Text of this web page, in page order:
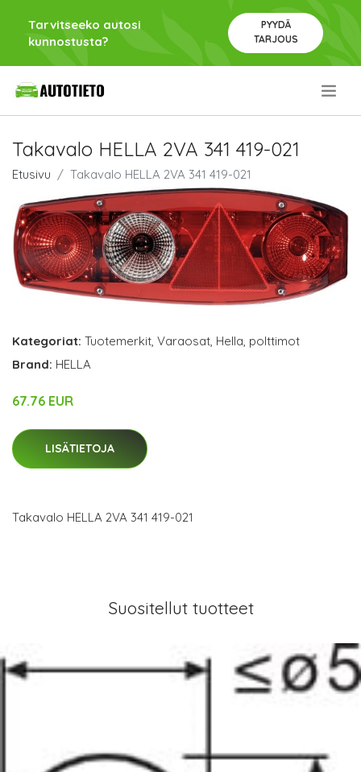
Tarvitseeko autosi
kunnostusta?
PYYDÄ
TARJOUS
Takavalo HELLA 2VA 341 419-021
Etusivu Takavalo HELLA 2VA 341 419-021
Kategoriat: Tuotemerkit, Varaosat, Hella, polttimot
Brand: HELLA
67.76 EUR
LISÄTIETOJA
Takavalo HELLA 2VA 341 419-021
Suositellut tuotteet